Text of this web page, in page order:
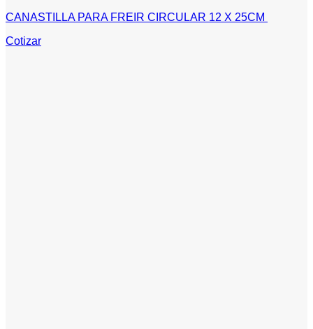
CANASTILLA PARA FREIR CIRCULAR 12 X 25CM
Cotizar